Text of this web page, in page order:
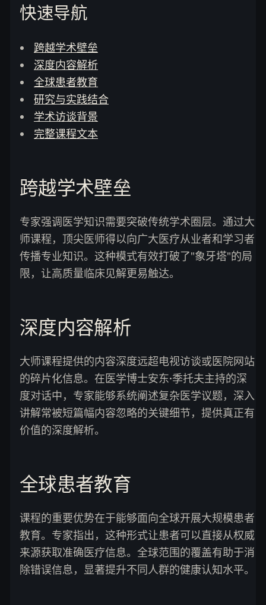
快速导航
跨越学术壁垒
深度内容解析
全球患者教育
研究与实践结合
学术访谈背景
完整课程文本
跨越学术壁垒
专家强调医学知识需要突破传统学术圈层。通过大
师课程，顶尖医师得以向广大医疗从业者和学习者
传播专业知识。这种模式有效打破了"象牙塔"的局
限，让高质量临床见解更易触达。
深度内容解析
大师课程提供的内容深度远超电视访谈或医院网站
的碎片化信息。在医学博士安东·季托夫主持的深
度对话中，专家能够系统阐述复杂医学议题，深入
讲解常被短篇幅内容忽略的关键细节，提供真正有
价值的深度解析。
全球患者教育
课程的重要优势在于能够面向全球开展大规模患者
教育。专家指出，这种形式让患者可以直接从权威
来源获取准确医疗信息。全球范围的覆盖有助于消
除错误信息，显著提升不同人群的健康认知水平。